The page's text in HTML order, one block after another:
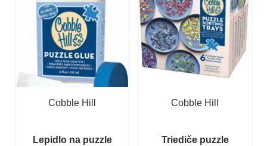
Cobble Hill
Lepidlo na puzzle
Cobble Hill
Triediče puzzle